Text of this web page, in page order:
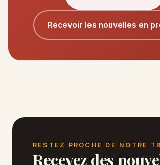
Recevoir les nouvelles en
RESTEZ PROCHE DE NOTRE
Recevez des